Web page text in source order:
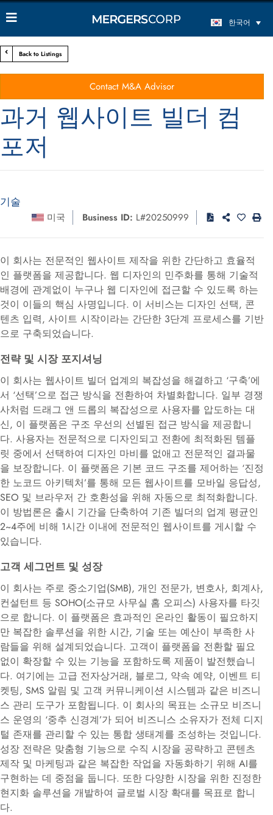
한국어
Back to Listings
Contact M&A Advisor
과거 웹사이트 빌더 컴
포저
기술
미국 Business ID: L#20250999
이 회사는 전문적인 웹사이트 제작을 위한 간단하고 효율적
인 플랫폼을 제공합니다. 웹 디자인의 민주화를 통해 기술적
배경에 관계없이 누구나 웹 디자인에 접근할 수 있도록 하는
것이 이들의 핵심 사명입니다. 이 서비스는 디자인 선택, 콘
텐츠 입력, 사이트 시작이라는 간단한 3단계 프로세스를 기반
으로 구축되었습니다.
전략 및 시장 포지셔닝
이 회사는 웹사이트 빌더 업계의 복잡성을 해결하고 ‘구축’에
서 ‘선택’으로 접근 방식을 전환하여 차별화합니다. 일부 경쟁
사처럼 드래그 앤 드롭의 복잡성으로 사용자를 압도하는 대
신, 이 플랫폼은 구조 우선의 선별된 접근 방식을 제공합니
다. 사용자는 전문적으로 디자인되고 전환에 최적화된 템플
릿 중에서 선택하여 디자인 마비를 없애고 전문적인 결과물
을 보장합니다. 이 플랫폼은 기본 코드 구조를 제어하는 ‘진정
한 노코드 아키텍처’를 통해 모든 웹사이트를 모바일 응답성,
SEO 및 브라우저 간 호환성을 위해 자동으로 최적화합니다.
이 방법론은 출시 기간을 단축하여 기존 빌더의 업계 평균인
2~4주에 비해 1시간 이내에 전문적인 웹사이트를 게시할 수
있습니다.
고객 세그먼트 및 성장
이 회사는 주로 중소기업(SMB), 개인 전문가, 변호사, 회계사,
컨설턴트 등 SOHO(소규모 사무실 홈 오피스) 사용자를 타깃
으로 합니다. 이 플랫폼은 효과적인 온라인 활동이 필요하지
만 복잡한 솔루션을 위한 시간, 기술 또는 예산이 부족한 사
람들을 위해 설계되었습니다. 고객이 플랫폼을 전환할 필요
없이 확장할 수 있는 기능을 포함하도록 제품이 발전했습니
다. 여기에는 고급 전자상거래, 블로그, 약속 예약, 이벤트 티
켓팅, SMS 알림 및 고객 커뮤니케이션 시스템과 같은 비즈니
스 관리 도구가 포함됩니다. 이 회사의 목표는 소규모 비즈니
스 운영의 ‘중추 신경계’가 되어 비즈니스 소유자가 전체 디지
털 존재를 관리할 수 있는 통합 생태계를 조성하는 것입니다.
성장 전략은 맞춤형 기능으로 수직 시장을 공략하고 콘텐츠
제작 및 마케팅과 같은 복잡한 작업을 자동화하기 위해 AI를
구현하는 데 중점을 둡니다. 또한 다양한 시장을 위한 진정한
현지화 솔루션을 개발하여 글로벌 시장 확대를 목표로 합니
다.